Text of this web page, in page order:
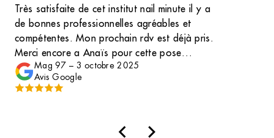
Très satisfaite de cet institut nail minute il y a
de bonnes professionnelles agréables et
compétentes. Mon prochain rdv est déjà pris.
Merci encore a Anaïs pour cette pose
magnifique.
Mag 97 – 3 octobre 2025
Avis Google